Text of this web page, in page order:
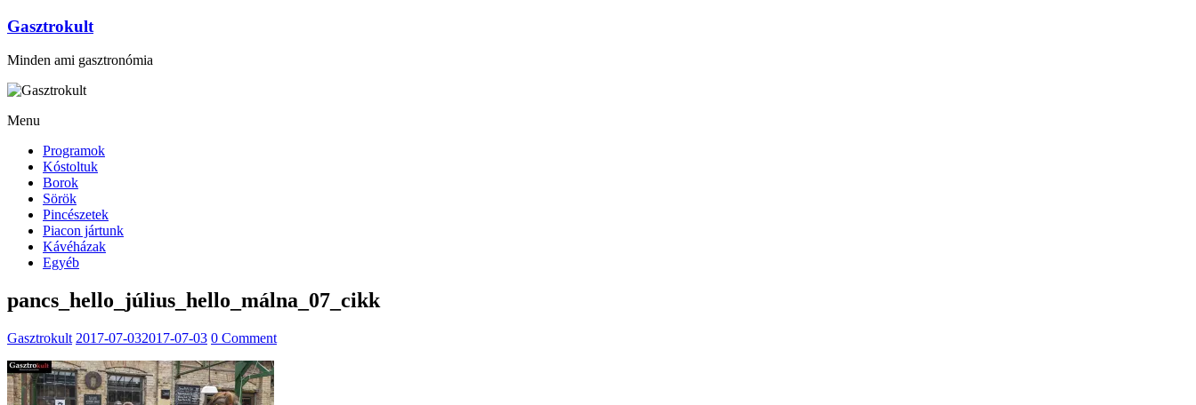
Gasztrokult
Minden ami gasztronómia
Menu
Programok
Kóstoltuk
Borok
Sörök
Pincészetek
Piacon jártunk
Kávéházak
Egyéb
pancs_hello_július_hello_málna_07_cikk
Gasztrokult 2017-07-032017-07-03 0 Comment